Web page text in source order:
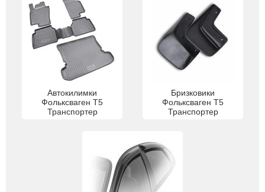
Автокилимки
Фольксваген Т5
Транспортер
Бризковики
Фольксваген Т5
Транспортер